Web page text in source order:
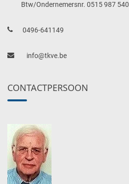
Btw/Ondernemersnr. 0515 987 540
0496-641149
info@tkve.be
CONTACTPERSOON